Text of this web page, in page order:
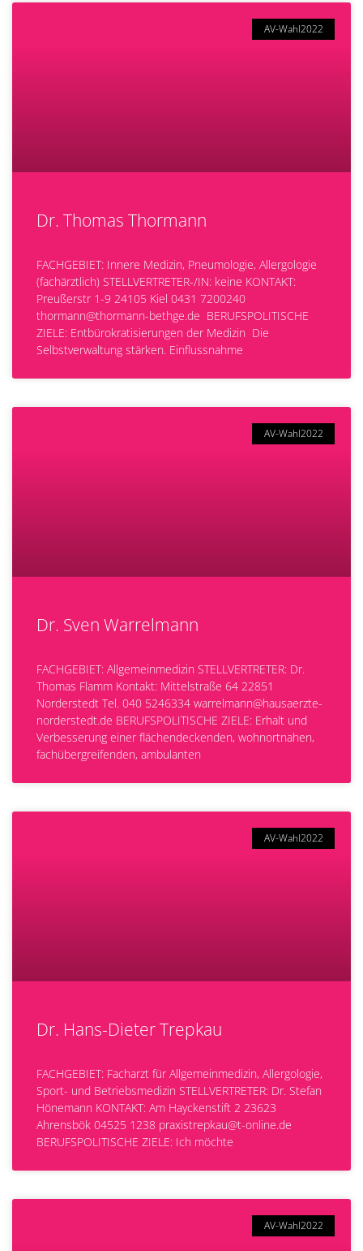
AV-Wahl2022
Dr. Thomas Thormann
FACHGEBIET: Innere Medizin, Pneumologie, Allergologie
(fachärztlich) STELLVERTRETER-/IN: keine KONTAKT:
Preußerstr 1-9 24105 Kiel 0431 7200240
thormann@thormann-bethge.de BERUFSPOLITISCHE
ZIELE: Entbürokratisierungen der Medizin Die
Selbstverwaltung stärken. Einflussnahme
AV-Wahl2022
Dr. Sven Warrelmann
FACHGEBIET: Allgemeinmedizin STELLVERTRETER: Dr.
Thomas Flamm Kontakt: Mittelstraße 64 22851
Norderstedt Tel. 040 5246334 warrelmann@hausaerzte-
norderstedt.de BERUFSPOLITISCHE ZIELE: Erhalt und
Verbesserung einer flächendeckenden, wohnortnahen,
fachübergreifenden, ambulanten
AV-Wahl2022
Dr. Hans-Dieter Trepkau
FACHGEBIET: Facharzt für Allgemeinmedizin, Allergologie,
Sport- und Betriebsmedizin STELLVERTRETER: Dr. Stefan
Hönemann KONTAKT: Am Hayckenstift 2 23623
Ahrensbök 04525 1238 praxistrepkau@t-online.de
BERUFSPOLITISCHE ZIELE: Ich möchte
AV-Wahl2022